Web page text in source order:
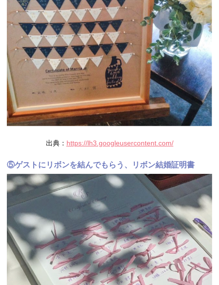
出典： https://lh3.googleusercontent.com/
⑤ゲストにリボンを結んでもらう、リボン結婚証明書